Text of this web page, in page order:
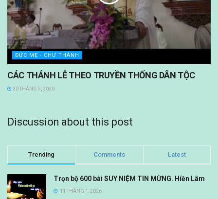
ĐỨC MẸ - CHƯ THÁNH
CÁC THÁNH LỄ THEO TRUYỀN THỐNG DÂN TỘC
30 THÁNG 9, 2020
Discussion about this post
Trending Comments Latest
Trọn bộ 600 bài SUY NIỆM TIN MỪNG. Hiền Lâm
11 THÁNG 1, 2026